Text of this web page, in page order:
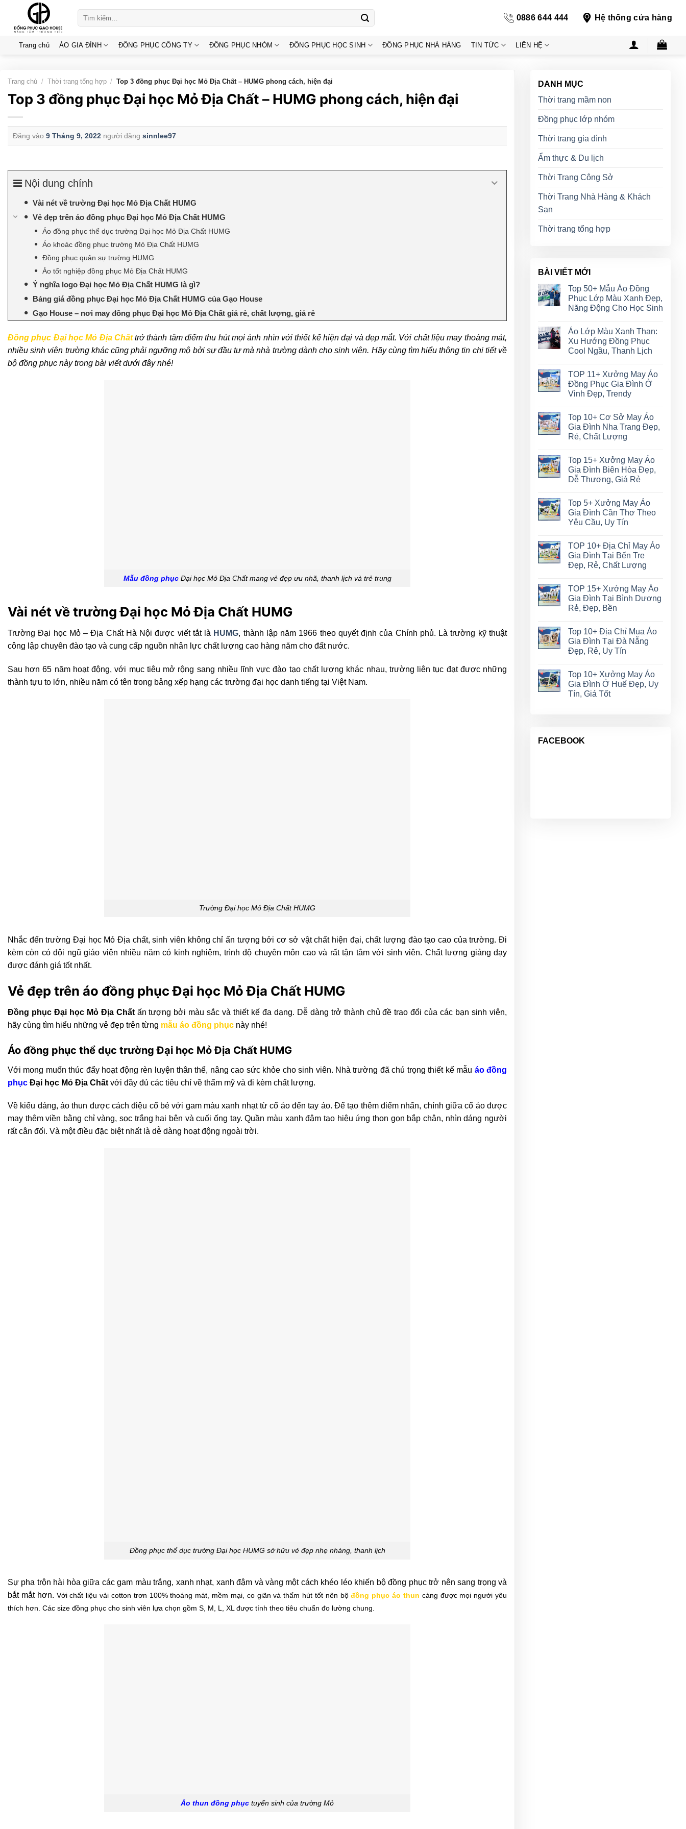
content
0886 644 444 Hệ thống cửa hàng
Trang chủ ÁO GIA ĐÌNH ĐỒNG PHỤC CÔNG TY ĐỒNG PHỤC NHÓM ĐỒNG PHỤC HỌC SINH ĐỒNG PHỤC NHÀ HÀNG TIN TỨC LIÊN HỆ
Trang chủ / Thời trang tổng hợp / Top 3 đồng phục Đại học Mỏ Địa Chất – HUMG phong cách, hiện đại
Top 3 đồng phục Đại học Mỏ Địa Chất – HUMG phong cách, hiện đại
Đăng vào 9 Tháng 9, 2022 người đăng sinnlee97
Nội dung chính
Vài nét về trường Đại học Mỏ Địa Chất HUMG
Vẻ đẹp trên áo đồng phục Đại học Mỏ Địa Chất HUMG
Áo đồng phục thể dục trường Đại học Mỏ Địa Chất HUMG
Áo khoác đồng phục trường Mỏ Địa Chất HUMG
Đồng phục quân sự trường HUMG
Áo tốt nghiệp đồng phục Mỏ Địa Chất HUMG
Ý nghĩa logo Đại học Mỏ Địa Chất HUMG là gì?
Bảng giá đồng phục Đại học Mỏ Địa Chất HUMG của Gạo House
Gạo House – nơi may đồng phục Đại học Mỏ Địa Chất giá rẻ, chất lượng, giá rẻ
Đồng phục Đại học Mỏ Địa Chấttrở thành tâm điểm thu hút mọi ánh nhìn với thiết kế hiện đại và đẹp mắt. Với chất liệu may thoáng mát,
nhiều sinh viên trường khác cũng phải ngưỡng mộ bởi sự đầu tư mà nhà trường dành cho sinh viên. Hãy cùng tìm hiểu thông tin chi tiết về
bộ đồng phục này trong bài viết dưới đây nhé!
Mẫu đồng phụcĐại học Mỏ Địa Chất mang vẻ đẹp ưu nhã, thanh lịch và trẻ trung
Vài nét về trường Đại học Mỏ Địa Chất HUMG
Trường Đại học Mỏ – Địa Chất Hà Nội được viết tắt là HUMG, thành lập năm 1966 theo quyết định của Chính phủ. Là trường kỹ thuật
công lập chuyên đào tạo và cung cấp nguồn nhân lực chất lượng cao hàng năm cho đất nước.
Sau hơn 65 năm hoạt động, với mục tiêu mở rộng sang nhiều lĩnh vực đào tạo chất lượng khác nhau, trường liên tục đạt được những
thành tựu to lớn, nhiều năm có tên trong bảng xếp hạng các trường đại học danh tiếng tại Việt Nam.
Trường Đại học Mỏ Địa Chất HUMG
Nhắc đến trường Đại học Mỏ Địa chất, sinh viên không chỉ ấn tượng bởi cơ sở vật chất hiện đại, chất lượng đào tạo cao của trường. Đi
kèm còn có đội ngũ giáo viên nhiều năm có kinh nghiệm, trình độ chuyên môn cao và rất tận tâm với sinh viên. Chất lượng giảng dạy
được đánh giá tốt nhất.
Vẻ đẹp trên áo đồng phục Đại học Mỏ Địa Chất HUMG
Đồng phục Đại học Mỏ Địa Chấtấn tượng bởi màu sắc và thiết kế đa dạng. Dễ dàng trở thành chủ đề trao đổi của các bạn sinh viên,
hãy cùng tìm hiểu những vẻ đẹp trên từng mẫu áo đồng phục này nhé!
Áo đồng phục thể dục trường Đại học Mỏ Địa Chất HUMG
Với mong muốnthúc đẩy hoạt động rèn luyện thân thể, nâng cao sức khỏe cho sinh viên. Nhà trường đã chú trọng thiết kế mẫu áođồng
phục Đại học Mỏ Địa Chất với đầy đủ các tiêu chí về thẩm mỹ và đi kèm chất lượng.
Về kiểu dáng, áo thun được cách điệu cổ bẻ với gam màu xanh nhạt từ cổ áo đến tay áo. Để tạo thêm điểm nhấn, chính giữa cổ áo được
may thêm viền bằng chỉ vàng, sọc trắng hai bên và cuối ống tay. Quần màu xanh đậm tạo hiệu ứng thon gọn bắp chân, nhìn dáng người
rất cân đối. Và một điều đặc biệt nhất là dễ dàng hoạt động ngoài trời.
Đồng phục thể dục trường Đại học HUMG sở hữu vẻ đẹp nhẹ nhàng, thanh lịch
Sự pha trộn hài hòa giữa các gam màu trắng, xanh nhạt, xanh đậm và vàng một cách khéo léo khiến bộ đồng phục trở nên sang trọng và
bắt mắt hơn. Với chất liệu vải cotton trơn 100% thoáng mát, mềm mại, co giãn và thấm hút tốt nên bộđồng phục áo thun càng được mọi người yêu
thích hơn. Các size đồng phục cho sinh viên lựa chọn gồm S, M, L, XL được tính theo tiêu chuẩn đo lường chung.
Áo thun đồng phục tuyển sinh của trường Mỏ
DANH MỤC
Thời trang mầm non
Đồng phục lớp nhóm
Thời trang gia đình
Ẩm thực & Du lịch
Thời Trang Công Sở
Thời Trang Nhà Hàng & Khách
Sạn
Thời trang tổng hợp
BÀI VIẾT MỚI
Top 50+ Mẫu Áo Đồng
Phục Lớp Màu Xanh Đẹp,
Năng Động Cho Học Sinh
Áo Lớp Màu Xanh Than:
Xu Hướng Đồng Phục
Cool Ngầu, Thanh Lịch
TOP 11+ Xưởng May Áo
Đồng Phục Gia Đình Ở
Vinh Đẹp, Trendy
Top 10+ Cơ Sở May Áo
Gia Đình Nha Trang Đẹp,
Rẻ, Chất Lượng
Top 15+ Xưởng May Áo
Gia Đình Biên Hòa Đẹp,
Dễ Thương, Giá Rẻ
Top 5+ Xưởng May Áo
Gia Đình Cần Thơ Theo
Yêu Cầu, Uy Tín
TOP 10+ Địa Chỉ May Áo
Gia Đình Tại Bến Tre
Đẹp, Rẻ, Chất Lượng
TOP 15+ Xưởng May Áo
Gia Đình Tại Bình Dương
Rẻ, Đẹp, Bền
Top 10+ Địa Chỉ Mua Áo
Gia Đình Tại Đà Nẵng
Đẹp, Rẻ, Uy Tín
Top 10+ Xưởng May Áo
Gia Đình Ở Huế Đẹp, Uy
Tín, Giá Tốt
FACEBOOK